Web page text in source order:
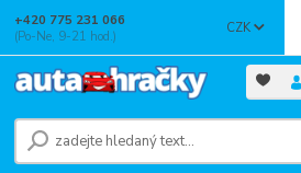
CZK
+420 775 231 066
(Po-Ne, 9-21 hod.)